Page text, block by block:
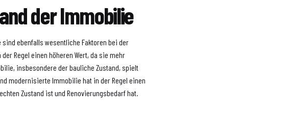
der Immobilie
sind ebenfalls wesentliche Faktoren bei der
Regel einen höheren Wert, da sie mehr
insbesondere der bauliche Zustand, spielt
modernisierte Immobilie hat in der Regel einen
Zustand ist und Renovierungsbedarf hat.